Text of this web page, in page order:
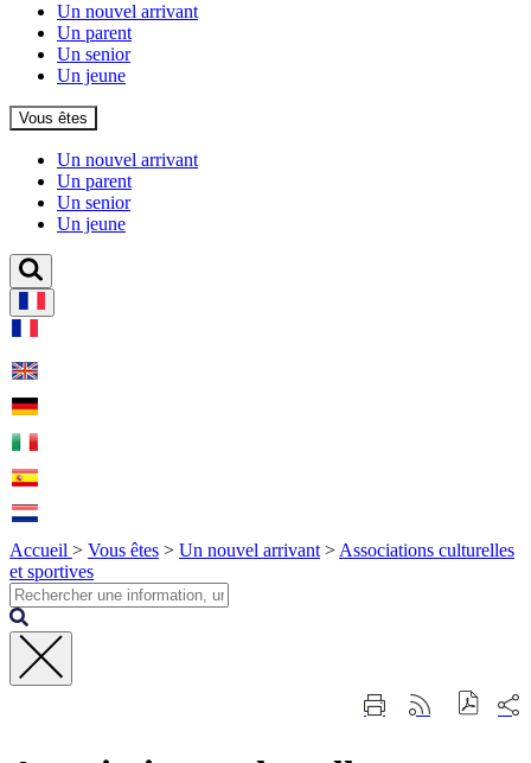
Un nouvel arrivant
Un parent
Un senior
Un jeune
Vous êtes
Un nouvel arrivant
Un parent
Un senior
Un jeune
Accueil > Vous êtes > Un nouvel arrivant > Associations culturelles
et sportives
Fermer
ImprimerGénérer
sur